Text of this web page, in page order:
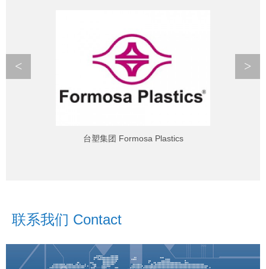
台塑集团 Formosa Plastics
< >
联系我们 Contact